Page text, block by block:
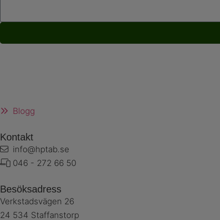
Blogg
Kontakt
info@hptab.se
046 - 272 66 50
Besöksadress
Verkstadsvägen 26
24 534 Staffanstorp